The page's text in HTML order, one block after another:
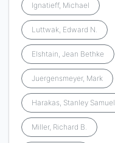
Ignatieff, Michael
Luttwak, Edward N.
Elshtain, Jean Bethke
Juergensmeyer, Mark
Harakas, Stanley Samuel
Miller, Richard B.